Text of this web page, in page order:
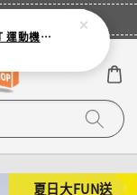
夏日大FUN送
【COLANTOTTE】SR 140 NEXT 運動機能磁石項圈